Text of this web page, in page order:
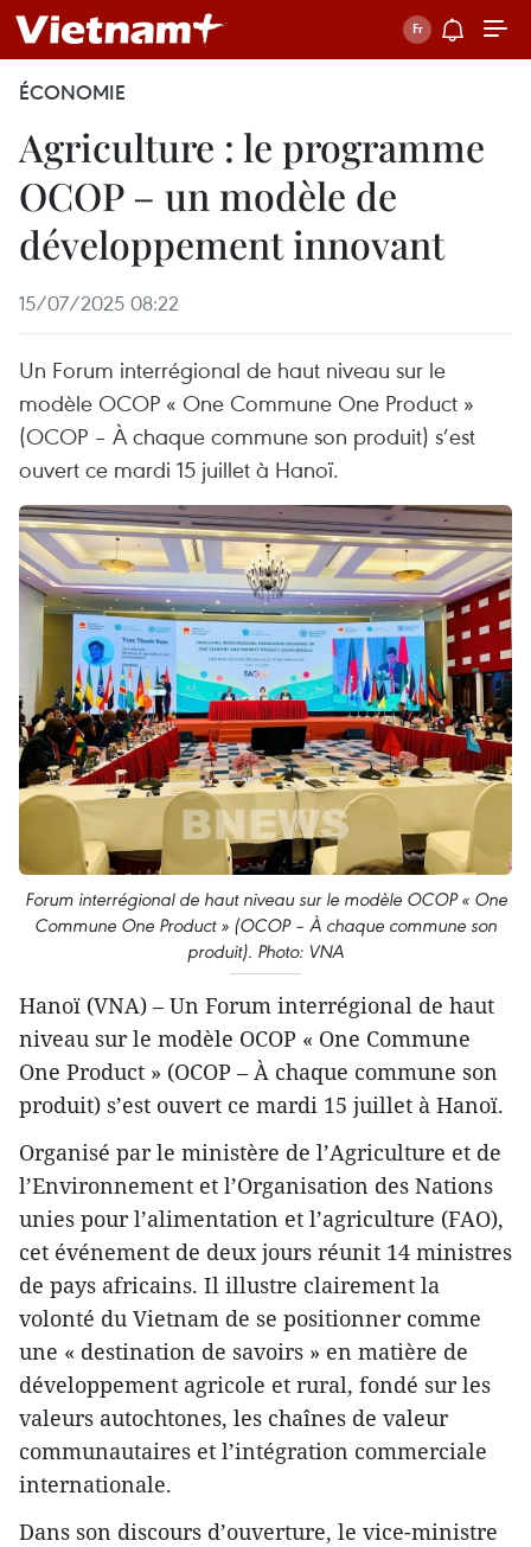
ÉCONOMIE
Agriculture : le programme
OCOP – un modèle de
développement innovant
15/07/2025 08:22
Un Forum interrégional de haut niveau sur le
modèle OCOP « One Commune One Product »
(OCOP – À chaque commune son produit) s’est
ouvert ce mardi 15 juillet à Hanoï.
Forum interrégional de haut niveau sur le modèle OCOP « One
Commune One Product » (OCOP – À chaque commune son
produit). Photo: VNA
Hanoï (VNA) – Un Forum interrégional de haut
niveau sur le modèle OCOP « One Commune
One Product » (OCOP – À chaque commune son
produit) s’est ouvert ce mardi 15 juillet à Hanoï.
Organisé par le ministère de l’Agriculture et de
l’Environnement et l’Organisation des Nations
unies pour l’alimentation et l’agriculture (FAO),
cet événement de deux jours réunit 14 ministres
de pays africains. Il illustre clairement la
volonté du Vietnam de se positionner comme
une « destination de savoirs » en matière de
développement agricole et rural, fondé sur les
valeurs autochtones, les chaînes de valeur
communautaires et l’intégration commerciale
internationale.
Dans son discours d’ouverture, le vice-ministre